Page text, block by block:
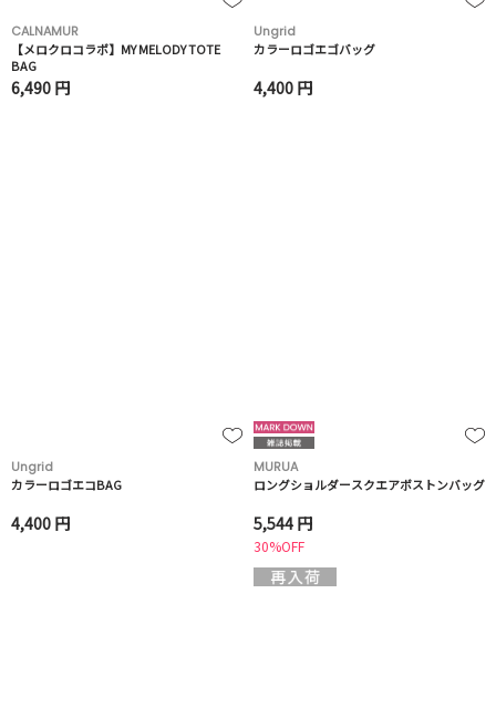
CALNAMUR
【メロクロコラボ】MY MELODY TOTE
BAG
6,490 円
Ungrid
カラーロゴエゴバッグ
4,400 円
Ungrid
カラーロゴエコBAG
4,400 円
MURUA
ロングショルダースクエアボストンバッグ
5,544 円
30%OFF